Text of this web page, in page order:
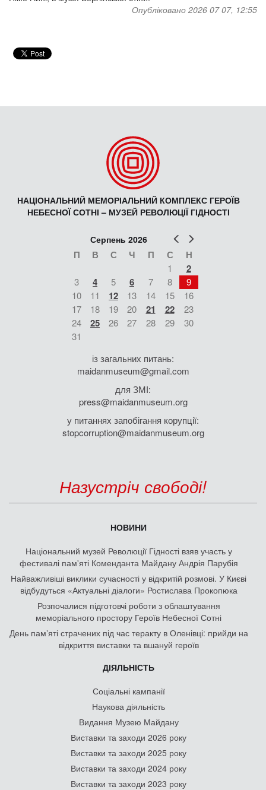
Опубліковано 2026 07 07, 12:55
НАЦІОНАЛЬНИЙ МЕМОРІАЛЬНИЙ КОМПЛЕКС ГЕРОЇВ
НЕБЕСНОЇ СОТНІ – МУЗЕЙ РЕВОЛЮЦІЇ ГІДНОСТІ
Попер
Серпень 2026
П В С Ч П С Н
1 2
3 4 5 6 7 8
9
10
11 12 13 14 15
16
17
18 19 20 21 22
23
24
25 26 27 28 29
30
31
із загальних питань:
maidanmuseum@gmail.com
для ЗМІ:
press@maidanmuseum.org
у питаннях запобігання корупції:
stopcorruption@maidanmuseum.org
Назустріч свободі!
НОВИНИ
Національний музей Революції Гідності взяв участь у
фестивалі пам'яті Коменданта Майдану Андрія Парубія
Найважливіші виклики сучасності у відкритій розмові. У Києві
відбудуться «Актуальні діалоги» Ростислава Прокопюка
Розпочалися підготовчі роботи з облаштування
меморіального простору Героїв Небесної Сотні
День памʼяті страчених під час теракту в Оленівці: прийди на
відкриття виставки та вшануй героїв
ДІЯЛЬНІСТЬ
Соціальні кампанії
Наукова діяльність
Видання Музею Майдану
Виставки та заходи 2026 року
Виставки та заходи 2025 року
Виставки та заходи 2024 року
Виставки та заходи 2023 року